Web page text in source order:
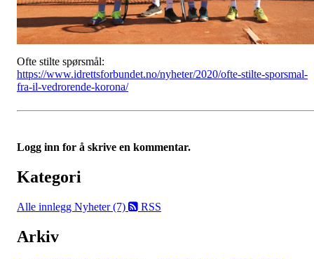
Ofte stilte spørsmål:
https://www.idrettsforbundet.no/nyheter/2020/ofte-stilte-sporsmal-
fra-il-vedrorende-korona/
Logg inn for å skrive en kommentar.
Kategori
Alle innlegg Nyheter (7) RSS
Arkiv